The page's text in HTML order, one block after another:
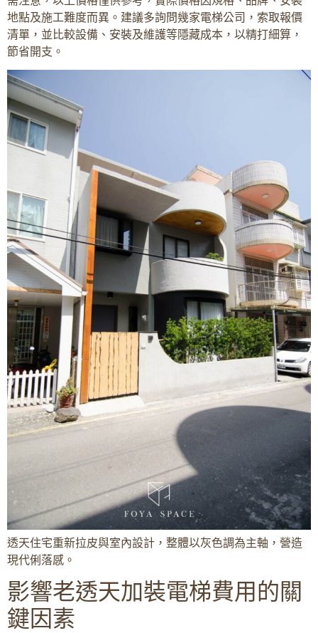
地點及施工難度而異。建議多詢問幾家電梯公司，索取報價
清單，並比較設備、安裝及維護等隱藏成本，以精打細算，
節省開支。
透天住宅重新拉皮與室內設計，整體以灰色調為主軸，營造
現代俐落感。
影響老透天加裝電梯費用的關
鍵因素